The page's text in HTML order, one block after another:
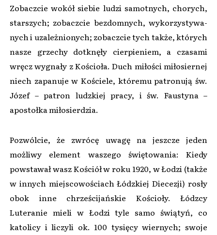
Zobaczcie wokół siebie ludzi samotnych, chorych,
starszych; zobaczcie bezdomnych, wykorzysty­wa­
nych i uzależnionych; zobaczcie tych także, których
nasze grzechy dotknęły cierpieniem, a czasami
wręcz wygnały z Kościoła. Duch miłości miłosiernej
niech zapanuje w Kościele, któremu patronują św.
Józef – patron ludzkiej pracy, i św. Faustyna –
apostołka miłosierdzia.
Pozwólcie, że zwrócę uwagę na jeszcze jeden
możliwy element waszego świętowania: Kiedy
powstawał wasz Kościół w roku 1920, w Łodzi (także
w innych miejscowościach Łódzkiej Diecezji) rosły
obok inne chrześcijańskie Kościoły. Łódzcy
Luteranie mieli w Łodzi tyle samo świątyń, co
katolicy i liczyli ok. 100 tysięcy wiernych; swoje